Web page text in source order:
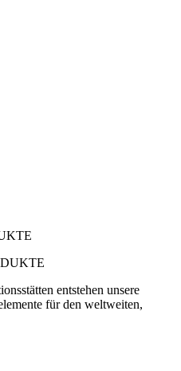
entstehen unsere
für den weltweiten,